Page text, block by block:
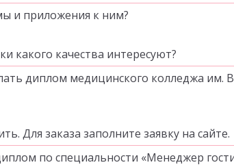
и приложения к ним?
какого качества интересуют?
диплом медицинского колледжа им.
Для заказа заполните заявку на сайте.
по специальности «Менеджер